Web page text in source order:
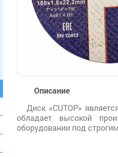
Описание
Диск «CUTOP»
обладает высокой
оборудовании под